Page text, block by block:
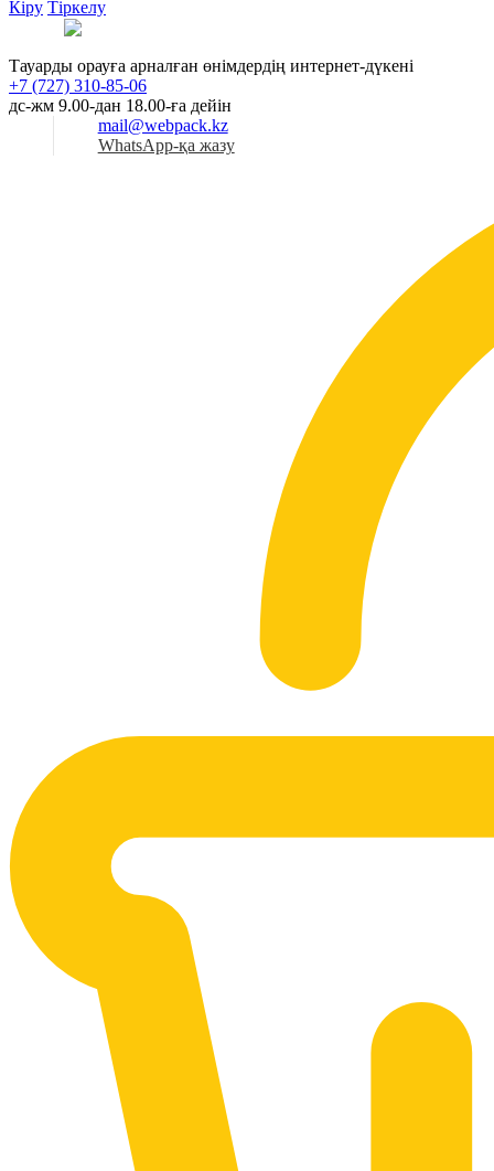
Кіру Тіркелу
Тауарды орауға арналған өнімдердің интернет-дүкені
+7 (727) 310-85-06
дс-жм 9.00-дан 18.00-ға дейін
mail@webpack.kz
WhatsApp-қа жазу